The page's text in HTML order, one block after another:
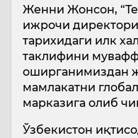
Женни Жонсон,
ижрочи
тарихидаги илк
таклифини
оширганимиздан
мамлакатни
марказига олиб
Ўзбекистон